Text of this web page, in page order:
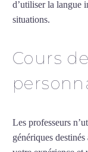
d’utiliser la langue
situations.
Cours
Les professeurs
génériques